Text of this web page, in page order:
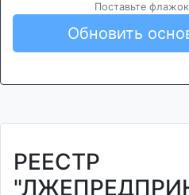
Поставьте
Обновить
РЕЕСТР